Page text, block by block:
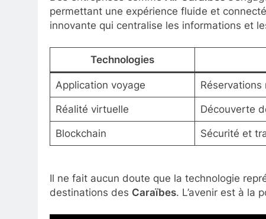
permettant une expérience fluide et
innovante qui centralise les informations et
Technologies
Application voyage
Réalité virtuelle Découverte
Blockchain Sécurité et
Il ne fait aucun doute que la technologie
destinations des Caraïbes. L’avenir est à la